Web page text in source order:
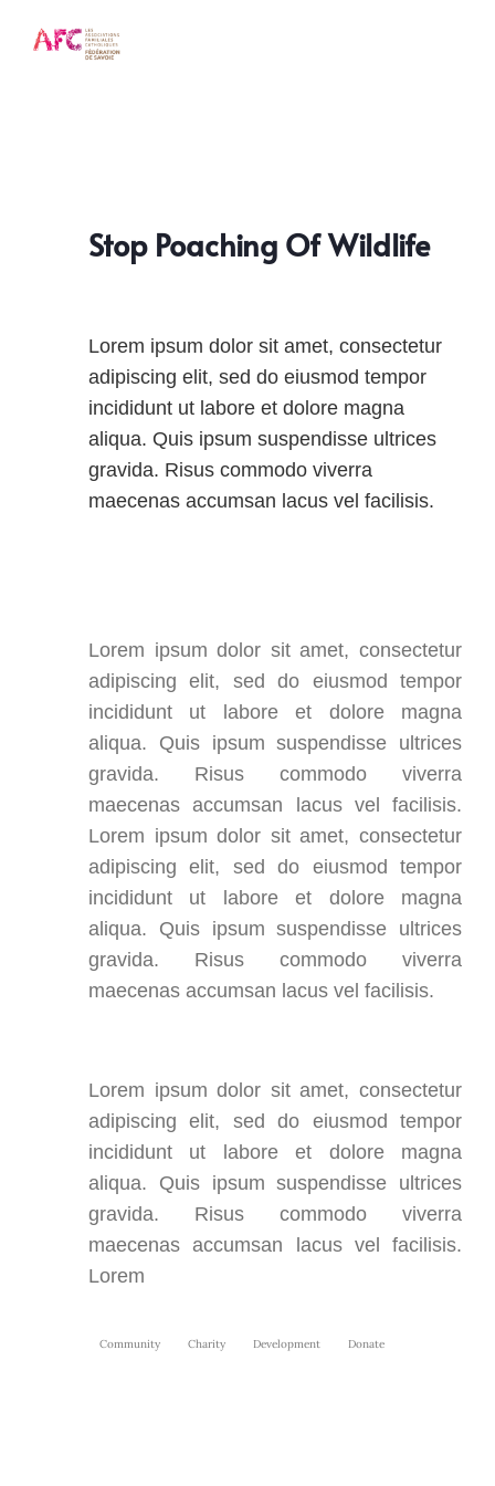
Stop Poaching Of Wildlife
Lorem ipsum dolor sit amet, consectetur
adipiscing elit, sed do eiusmod tempor
incididunt ut labore et dolore magna
aliqua. Quis ipsum suspendisse ultrices
gravida. Risus commodo viverra
maecenas accumsan lacus vel facilisis.
Lorem ipsum dolor sit amet, consectetur
adipiscing elit, sed do eiusmod tempor
incididunt ut labore et dolore magna
aliqua. Quis ipsum suspendisse ultrices
gravida. Risus commodo viverra
maecenas accumsan lacus vel facilisis.
Lorem ipsum dolor sit amet, consectetur
adipiscing elit, sed do eiusmod tempor
incididunt ut labore et dolore magna
aliqua. Quis ipsum suspendisse ultrices
gravida. Risus commodo viverra
maecenas accumsan lacus vel facilisis.
Lorem ipsum dolor sit amet, consectetur
adipiscing elit, sed do eiusmod tempor
incididunt ut labore et dolore magna
aliqua. Quis ipsum suspendisse ultrices
gravida. Risus commodo viverra
maecenas accumsan lacus vel facilisis.
Lorem
Community Charity Development Donate